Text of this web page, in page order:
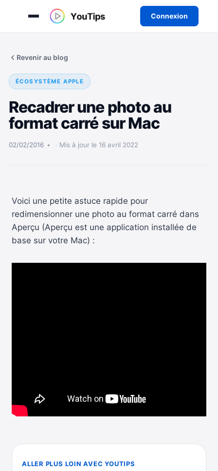
Connexion
Revenir au blog
ÉCOSYSTÈME APPLE
Recadrer une photo au
format carré sur Mac
02/02/2016 Mis à jour le 16 avril 2022
Voici une petite astuce rapide pour
redimensionner une photo au format carré dans
Aperçu (Aperçu est une application installée de
base sur votre Mac) :
ALLER PLUS LOIN AVEC YOUTIPS